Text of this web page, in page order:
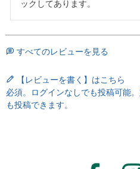
ックしてあります。
すべてのレビューを見る
【レビューを書く】はこち
必須。ログインなしでも投稿可能
も投稿できます。